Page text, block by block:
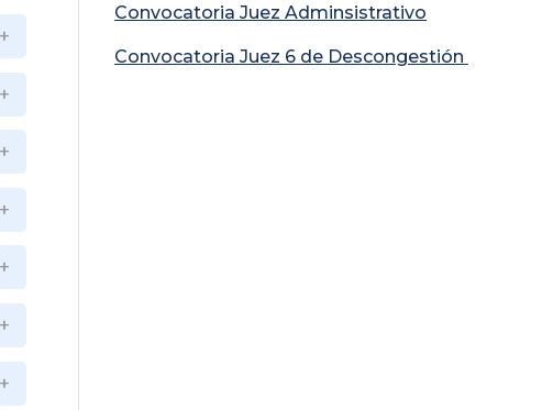
Convocatoria Juez Adminsistrativo
Convocatoria Juez 6 de Descongestión